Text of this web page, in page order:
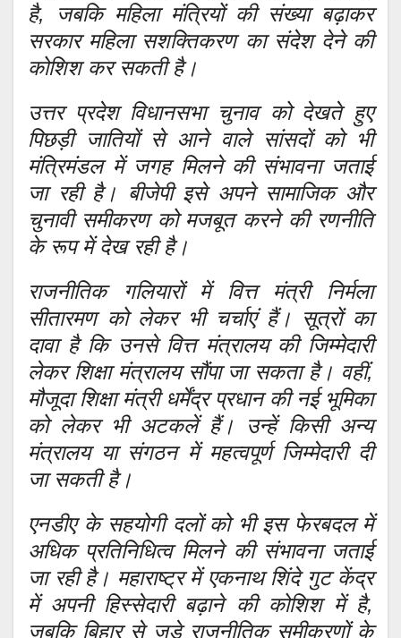
है, जबकि महिला मंत्रियों की संख्या बढ़ाकर
सरकार महिला सशक्तिकरण का संदेश देने की
कोशिश कर सकती है।
उत्तर प्रदेश विधानसभा चुनाव को देखते हुए
पिछड़ी जातियों से आने वाले सांसदों को भी
मंत्रिमंडल में जगह मिलने की संभावना जताई
जा रही है। बीजेपी इसे अपने सामाजिक और
चुनावी समीकरण को मजबूत करने की रणनीति
के रूप में देख रही है।
राजनीतिक गलियारों में वित्त मंत्री निर्मला
सीतारमण को लेकर भी चर्चाएं हैं। सूत्रों का
दावा है कि उनसे वित्त मंत्रालय की जिम्मेदारी
लेकर शिक्षा मंत्रालय सौंपा जा सकता है। वहीं,
मौजूदा शिक्षा मंत्री धर्मेंद्र प्रधान की नई भूमिका
को लेकर भी अटकलें हैं। उन्हें किसी अन्य
मंत्रालय या संगठन में महत्वपूर्ण जिम्मेदारी दी
जा सकती है।
एनडीए के सहयोगी दलों को भी इस फेरबदल में
अधिक प्रतिनिधित्व मिलने की संभावना जताई
जा रही है। महाराष्ट्र में एकनाथ शिंदे गुट केंद्र
में अपनी हिस्सेदारी बढ़ाने की कोशिश में है,
जबकि बिहार से जुड़े राजनीतिक समीकरणों के